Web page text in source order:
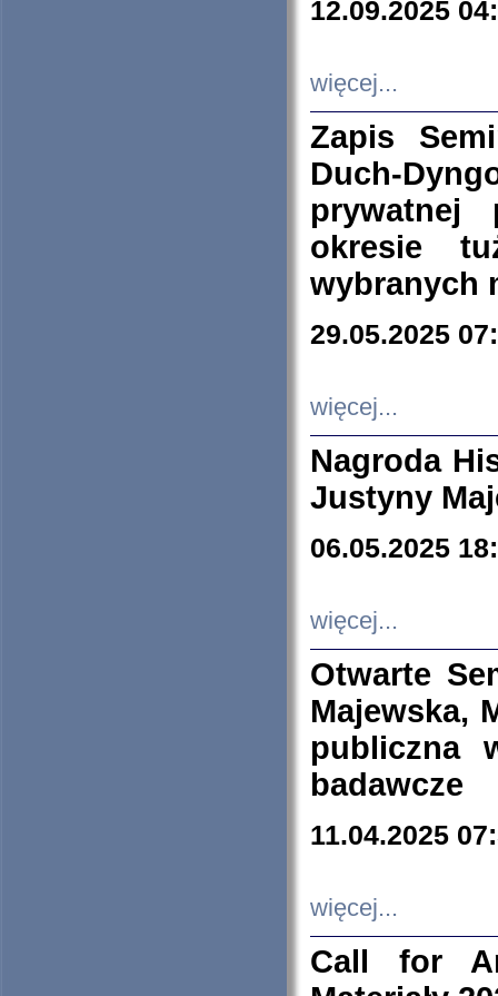
12.09.2025
więcej...
Zapis
Duch-
prywatnej
okresie
wybranych
29.05.2025
więcej...
Nagroda
Justyny
06.05.2025
więcej...
Otwarte
Majewska,
publiczna
badawcze
11.04.2025
więcej...
Call for